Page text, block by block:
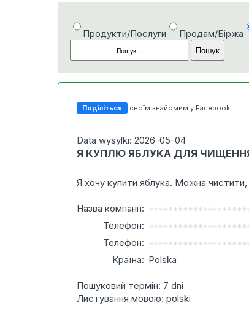
Продукти/Послуги Продам/Біржа
Поділіться своїм знайомим у Facebook
Data wysylki: 2026-05-04
Я КУПЛЮ ЯБЛУКА ДЛЯ
Я хочу купити яблука. Можна
Назва компанії:
Телефон:
Телефон:
Країна: Polska
Пошуковий термін: 7 dni
Листування мовою: polski